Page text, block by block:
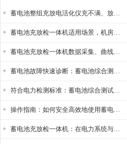
蓄电池整组充放电活化仪充不满、放不完怎么办？
蓄电池充放检一体机适用场景，机房基站变电站铅酸蓄电池维护检测应用
蓄电池充放检一体机数据采集、曲线分析与电池健康状态智能评估功能详解
蓄电池故障快速诊断：蓄电池综合测试仪判断落后电池的方法与标准
符合电力检测标准：蓄电池综合测试仪测试规范与精度校准方法详解
操作指南：如何安全高效地使用蓄电池智能活化仪？
蓄电池充放检一体机：在电力系统与储能设备中的创新应用，确保蓄电池性能与可靠性